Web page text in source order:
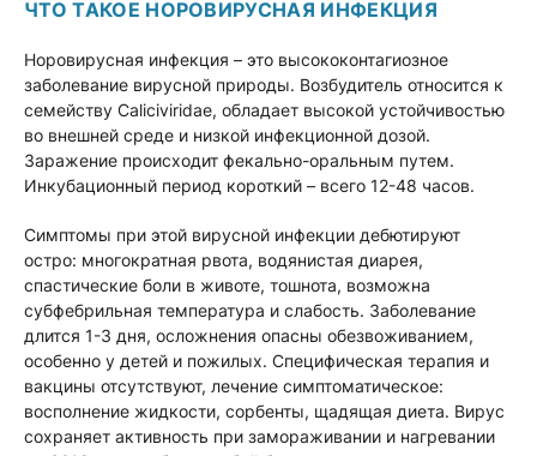
ЧТО ТАКОЕ НОРОВИРУСНАЯ ИНФЕКЦИЯ
Норовирусная инфекция – это высококонтагиозное
заболевание вирусной природы. Возбудитель относится к
семейству Caliciviridae, обладает высокой устойчивостью
во внешней среде и низкой инфекционной дозой.
Заражение происходит фекально-оральным путем.
Инкубационный период короткий – всего 12-48 часов.
Симптомы при этой вирусной инфекции дебютируют
остро: многократная рвота, водянистая диарея,
спастические боли в животе, тошнота, возможна
субфебрильная температура и слабость. Заболевание
длится 1-3 дня, осложнения опасны обезвоживанием,
особенно у детей и пожилых. Специфическая терапия и
вакцины отсутствуют, лечение симптоматическое:
восполнение жидкости, сорбенты, щадящая диета. Вирус
сохраняет активность при замораживании и нагревании